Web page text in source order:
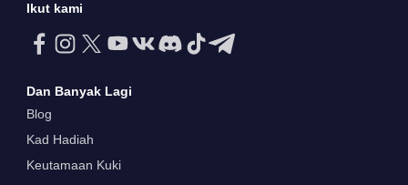
Ikut kami
Dan Banyak Lagi
Blog
Kad Hadiah
Keutamaan Kuki